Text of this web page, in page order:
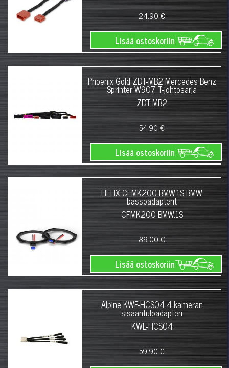
24.90 €
Lisää ostoskoriin
Phoenix Gold ZDT-MB2 Mercedes Benz
Sprinter W907 T-johtosarja
ZDT-MB2
54.90 €
Lisää ostoskoriin
HELIX CFMK200 BMW.1S BMW
bassoadapterit
CFMK200 BMW.1S
89.00 €
Lisää ostoskoriin
Alpine KWE-HCS04 4 kameran
sisääntuloadapteri
KWE-HCS04
59.90 €